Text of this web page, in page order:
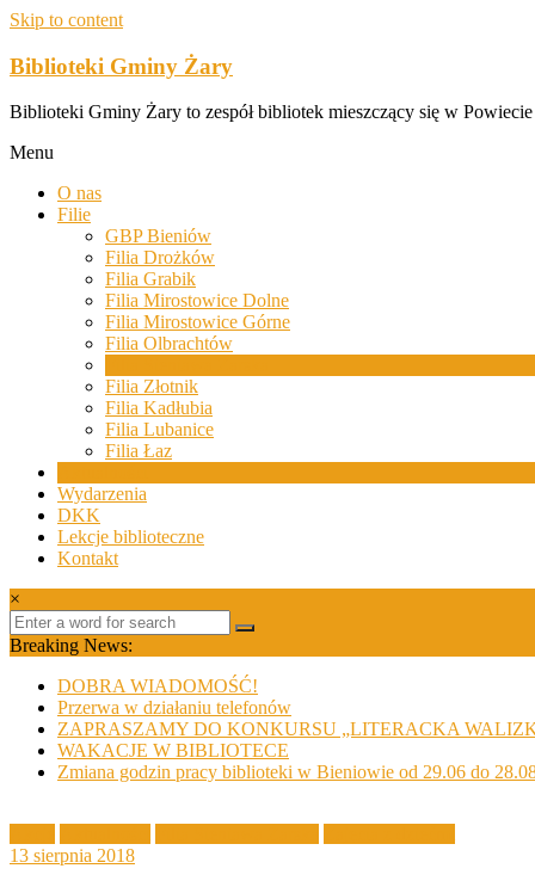
Skip to content
Biblioteki Gminy Żary
Biblioteki Gminy Żary to zespół bibliotek mieszczący się w
Menu
O nas
Filie
GBP Bieniów
Filia Drożków
Filia Grabik
Filia Mirostowice Dolne
Filia Mirostowice Górne
Filia Olbrachtów
Filia Złotnik
Filia Kadłubia
Filia Lubanice
Filia Łaz
Wydarzenia
DKK
Lekcje biblioteczne
Kontakt
×
Breaking News:
DOBRA WIADOMOŚĆ!
Przerwa w działaniu telefonów
ZAPRASZAMY DO KONKURSU „LITERACKA
WAKACJE W BIBLIOTECE
Zmiana godzin pracy biblioteki w Bieniowie od 29.06 do
13 sierpnia 2018